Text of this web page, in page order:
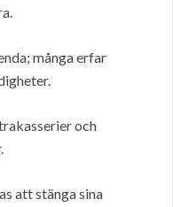
många erfar
och
att stänga sina